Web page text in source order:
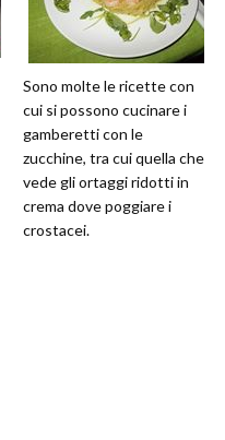
Sono molte le ricette con
cui si possono cucinare i
gamberetti con le
zucchine, tra cui quella che
vede gli ortaggi ridotti in
crema dove poggiare i
crostacei.